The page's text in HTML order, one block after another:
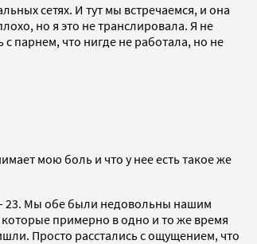
сетях. И тут мы встречаемся, и она
но я это не транслировала. Я не
с парнем, что нигде не работала, но не
мою боль и что у нее есть такое же
23. Мы обе были недовольны нашим
примерно в одно и то же время
Просто расстались с ощущением, что